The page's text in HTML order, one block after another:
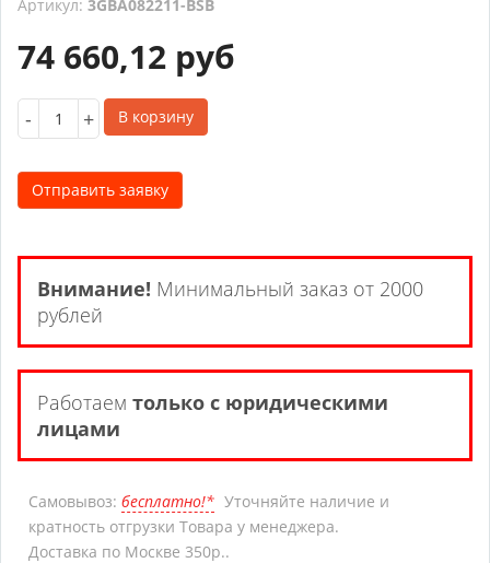
Артикул: 3GBA082211-BSB
74 660,12 руб
- + В корзину
Отправить заявку
Внимание! Минимальный заказ от 2000
рублей
Работаем только с юридическими
лицами
Самовывоз: бесплатно!* Уточняйте наличие и
кратность отгрузки Товара у менеджера.
Доставка по Москве 350р..